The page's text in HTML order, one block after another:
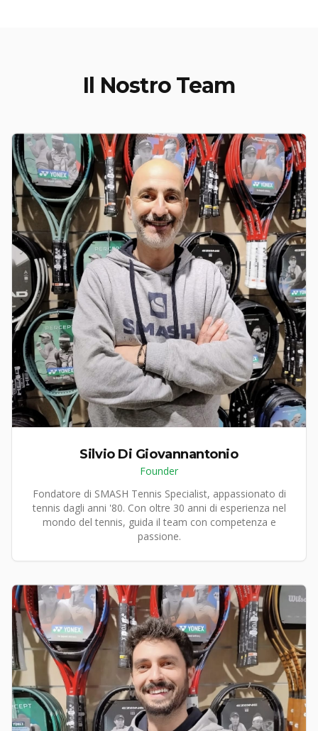
Il Nostro Team
Silvio Di Giovannantonio
Founder
Fondatore di SMASH Tennis Specialist, appassionato di
tennis dagli anni '80. Con oltre 30 anni di esperienza nel
mondo del tennis, guida il team con competenza e
passione.